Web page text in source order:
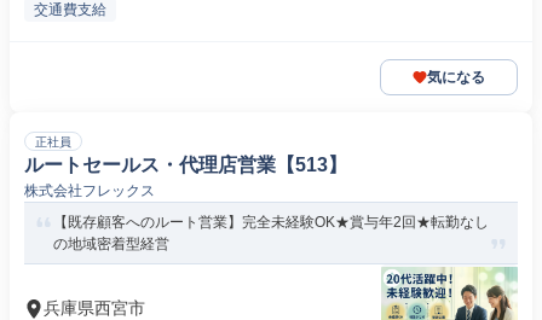
交通費支給
気になる
正社員
ルートセールス・代理店営業【513】
株式会社フレックス
【既存顧客へのルート営業】完全未経験OK★賞与年2回★転勤なし
の地域密着型経営
兵庫県西宮市